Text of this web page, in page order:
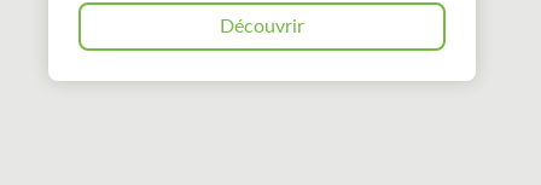
Découvrir